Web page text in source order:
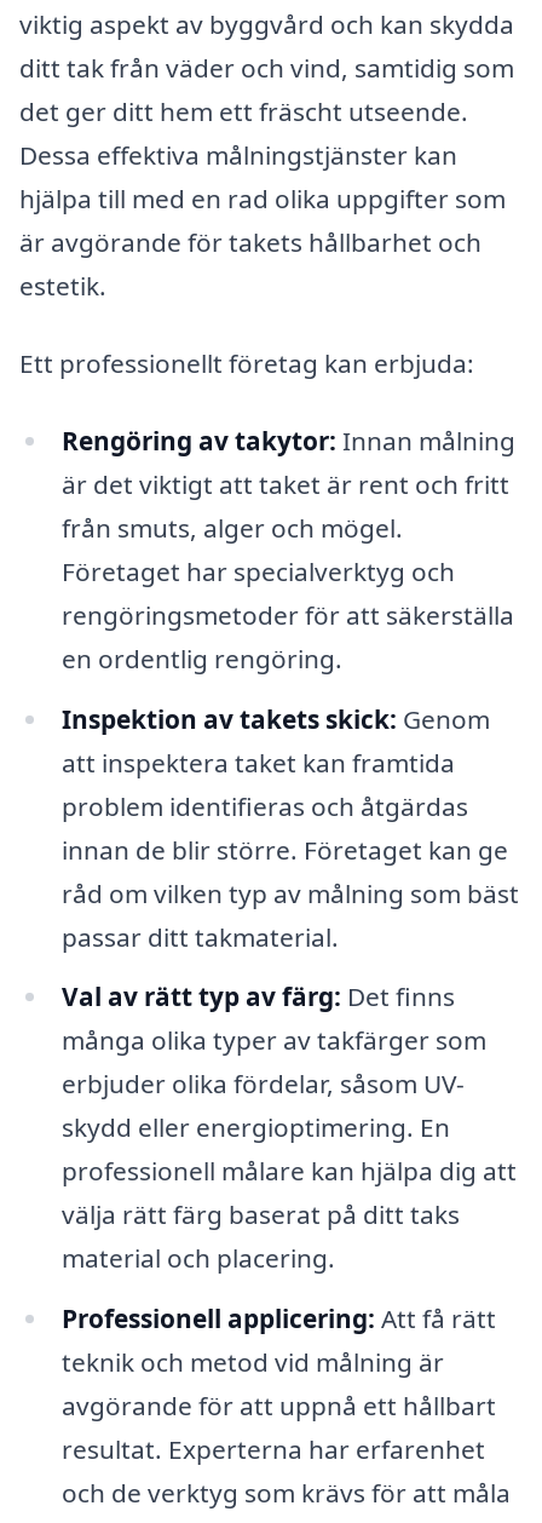
viktig aspekt av byggvård och kan skydda
ditt tak från väder och vind, samtidig som
det ger ditt hem ett fräscht utseende.
Dessa effektiva målningstjänster kan
hjälpa till med en rad olika uppgifter som
är avgörande för takets hållbarhet och
estetik.
Ett professionellt företag kan erbjuda:
Rengöring av takytor: Innan målning
är det viktigt att taket är rent och fritt
från smuts, alger och mögel.
Företaget har specialverktyg och
rengöringsmetoder för att säkerställa
en ordentlig rengöring.
Inspektion av takets skick: Genom
att inspektera taket kan framtida
problem identifieras och åtgärdas
innan de blir större. Företaget kan ge
råd om vilken typ av målning som bäst
passar ditt takmaterial.
Val av rätt typ av färg: Det finns
många olika typer av takfärger som
erbjuder olika fördelar, såsom UV-
skydd eller energioptimering. En
professionell målare kan hjälpa dig att
välja rätt färg baserat på ditt taks
material och placering.
Professionell applicering: Att få rätt
teknik och metod vid målning är
avgörande för att uppnå ett hållbart
resultat. Experterna har erfarenhet
och de verktyg som krävs för att måla